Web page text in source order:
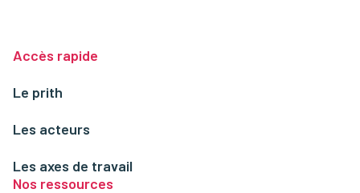
Accès rapide
Le prith
Les acteurs
Les axes de travail
Nos ressources